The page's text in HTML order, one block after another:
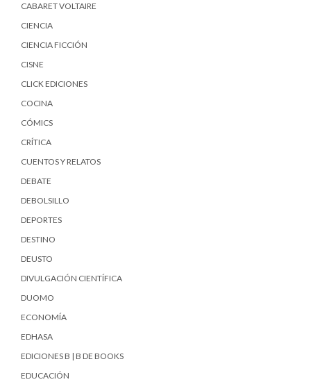
CABARET VOLTAIRE
CIENCIA
CIENCIA FICCIÓN
CISNE
CLICK EDICIONES
COCINA
CÓMICS
CRÍTICA
CUENTOS Y RELATOS
DEBATE
DEBOLSILLO
DEPORTES
DESTINO
DEUSTO
DIVULGACIÓN CIENTÍFICA
DUOMO
ECONOMÍA
EDHASA
EDICIONES B | B DE BOOKS
EDUCACIÓN